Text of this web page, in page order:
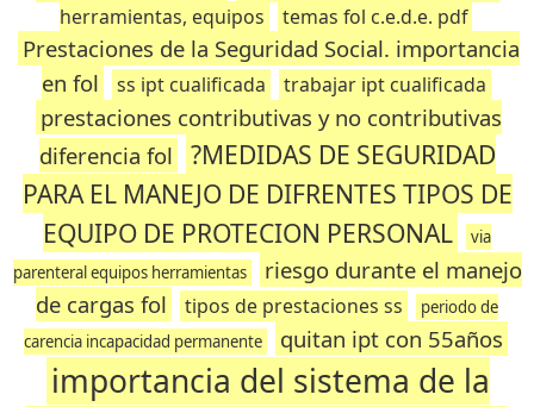
herramientas, equipos
temas fol c.e.d.e. pdf
Prestaciones de la Seguridad Social. importancia
en fol
ss ipt cualificada trabajar ipt cualificada
prestaciones contributivas y no contributivas
diferencia fol
?MEDIDAS DE SEGURIDAD
PARA EL MANEJO DE DIFRENTES TIPOS DE
EQUIPO DE PROTECION PERSONAL
via
parenteral equipos herramientas
riesgo durante el manejo
de cargas fol
tipos de prestaciones ss
periodo de
carencia incapacidad permanente
quitan ipt con 55años
importancia del sistema de la